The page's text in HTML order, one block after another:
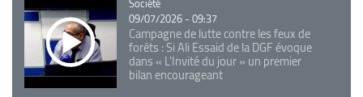
09/07/2026 - 09:37
Campagne de lutte contre les feux de
forêts : Si Ali Essaid de la DGF évoque
dans « L'Invité du jour » un premier
bilan encourageant